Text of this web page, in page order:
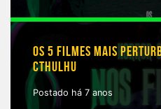
OS 5 FILMES MAIS
CTHULHU
Postado há 7 anos